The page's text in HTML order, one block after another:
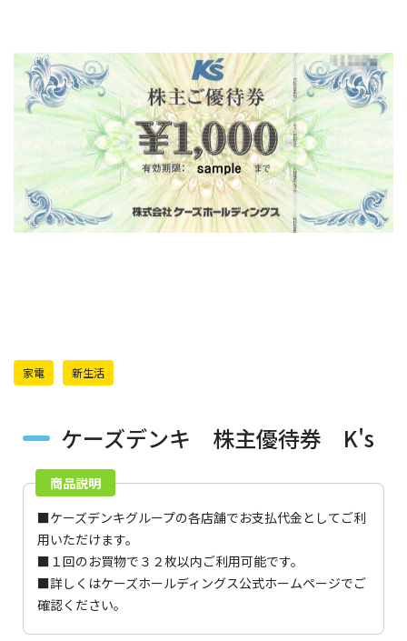
家電 新生活
ケーズデンキ 株主優待券 K's
商品説明
■ケーズデンキグループの各店舗でお支払代金としてご利
用いただけます。
■１回のお買物で３２枚以内ご利用可能です。
■詳しくはケーズホールディングス公式ホームページでご
確認ください。